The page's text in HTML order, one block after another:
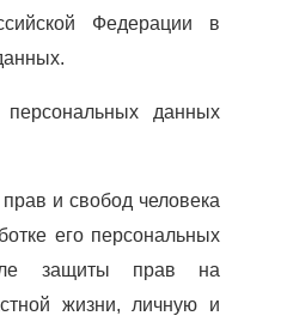
Федерации в
данных
и свобод человека
его персональных
защиты прав на
жизни, личную и